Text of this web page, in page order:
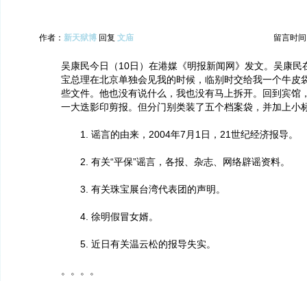
作者： 新天狱博 回复 文庙 留言时间
吴康民今日（10日）在港媒《明报新闻网》发文。吴康民
宝总理在北京单独会见我的时候，临别时交给我一个牛皮
些文件。他也没有说什么，我也没有马上拆开。回到宾馆
一大迭影印剪报。但分门别类装了五个档案袋，并加上小
1. 谣言的由来，2004年7月1日，21世纪经济报导。
2. 有关“平保”谣言，各报、杂志、网络辟谣资料。
3. 有关珠宝展台湾代表团的声明。
4. 徐明假冒女婿。
5. 近日有关温云松的报导失实。
。。。。